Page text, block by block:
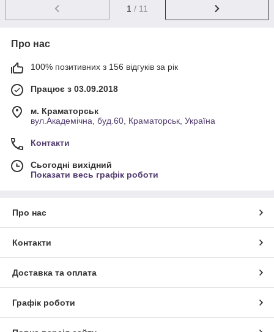
1 / 11
Про нас
100% позитивних з 156 відгуків за рік
Працює з 03.09.2018
м. Краматорськ
вул.Академічна, буд.60, Краматорськ, Україна
Контакти
Сьогодні вихідний
Показати весь графік роботи
Про нас
Контакти
Доставка та оплата
Графік роботи